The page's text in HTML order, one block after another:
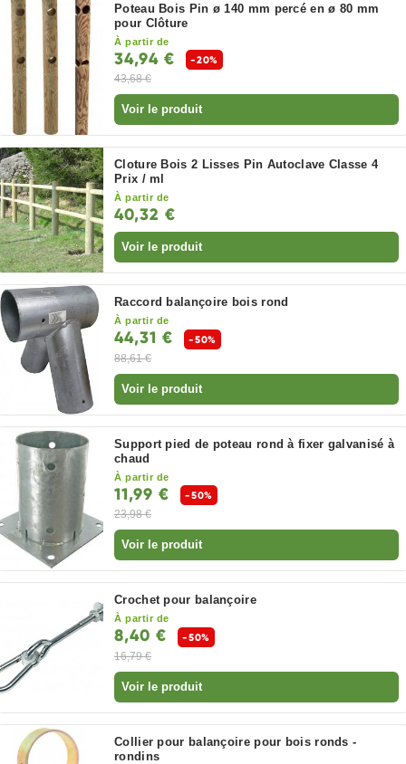
Poteau Bois Pin ø 140 mm percé en ø 80 mm
pour Clôture
À partir de
34,94 €
-20%
43,68 €
Voir le produit
Cloture Bois 2 Lisses Pin Autoclave Classe 4
Prix / ml
À partir de
40,32 €
Voir le produit
Raccord balançoire bois rond
À partir de
44,31 €
-50%
88,61 €
Voir le produit
Support pied de poteau rond à fixer galvanisé à
chaud
À partir de
11,99 €
-50%
23,98 €
Voir le produit
Crochet pour balançoire
À partir de
8,40 €
-50%
16,79 €
Voir le produit
Collier pour balançoire pour bois ronds -
rondins